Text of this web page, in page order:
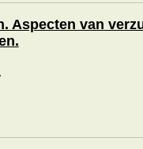
Aspecten van